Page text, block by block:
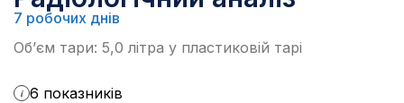
7 робочих днів
Об’єм тари: 5,0 літра у пластиковій тарі
6 показників
i